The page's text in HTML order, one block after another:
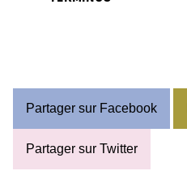
Partager sur Facebook
Partager sur Twitter